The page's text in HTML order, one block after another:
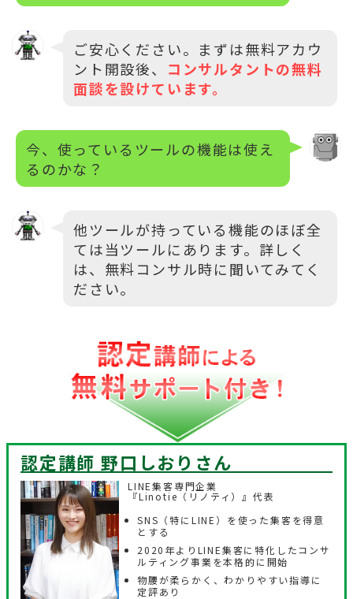
ご安心ください。まずは無料アカウ
ント開設後、 コンサルタントの無料
面談を設けています。
今、使っているツールの機能は使え
るのかな？
他ツールが持っている機能のほぼ全
ては当ツールにあります。詳しく
は、無料コンサル時に聞いてみてく
ださい。
認定講師 野口しおり さん
LINE集客専門企業
『Linotie（リノティ）』代表
SNS（特にLINE）を使った集客を得意
とする
2020年よりLINE集客に特化したコンサ
ルティング事業を本格的に開始
物腰が柔らかく、わかりやすい指導に
定評あり